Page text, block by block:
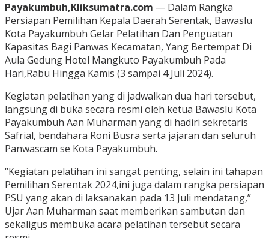
Payakumbuh,Kliksumatra.com — Dalam Rangka
Persiapan Pemilihan Kepala Daerah Serentak, Bawaslu
Kota Payakumbuh Gelar Pelatihan Dan Penguatan
Kapasitas Bagi Panwas Kecamatan, Yang Bertempat Di
Aula Gedung Hotel Mangkuto Payakumbuh Pada
Hari,Rabu Hingga Kamis (3 sampai 4 Juli 2024).
Kegiatan pelatihan yang di jadwalkan dua hari tersebut,
langsung di buka secara resmi oleh ketua Bawaslu Kota
Payakumbuh Aan Muharman yang di hadiri sekretaris
Safrial, bendahara Roni Busra serta jajaran dan seluruh
Panwascam se Kota Payakumbuh.
“Kegiatan pelatihan ini sangat penting, selain ini tahapan
Pemilihan Serentak 2024,ini juga dalam rangka persiapan
PSU yang akan di laksanakan pada 13 Juli mendatang,”
Ujar Aan Muharman saat memberikan sambutan dan
sekaligus membuka acara pelatihan tersebut secara